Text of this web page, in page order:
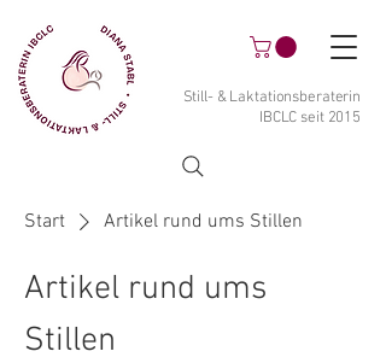
Still- & Laktationsberaterin
IBCLC seit 2015
Start Artikel rund ums Stillen
Artikel rund ums
Stillen